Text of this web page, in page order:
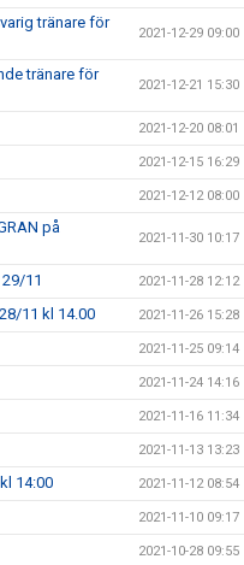
tränare för
2021-12-29 09:00
tränare för
2021-12-21 15:30
2021-12-20 08:01
2021-12-15 16:29
2021-12-12 08:00
på
2021-11-30 10:17
11 2021-11-28 12:12
11 kl 14.00 2021-11-26 15:28
2021-11-25 09:14
2021-11-24 14:16
2021-11-16 11:34
2021-11-13 13:23
14:00 2021-11-12 08:54
2021-11-10 09:17
2021-10-28 09:55